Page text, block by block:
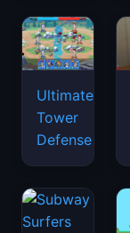
Ultimate
Tower
Defense